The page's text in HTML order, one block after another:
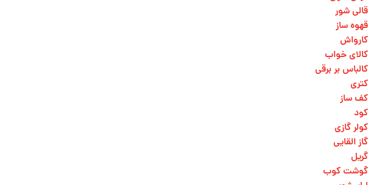
قالی شور
قهوه ساز
کارواش
کالای خواب
کالباس بر برقی
کتری
کف ساز
کود
کولر گازی
گاز القایی
گریل
گوشت کوب